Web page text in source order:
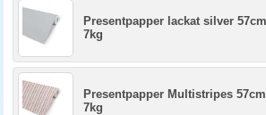
Presentpapper lackat silver
7kg
Presentpapper Multistripes
7kg